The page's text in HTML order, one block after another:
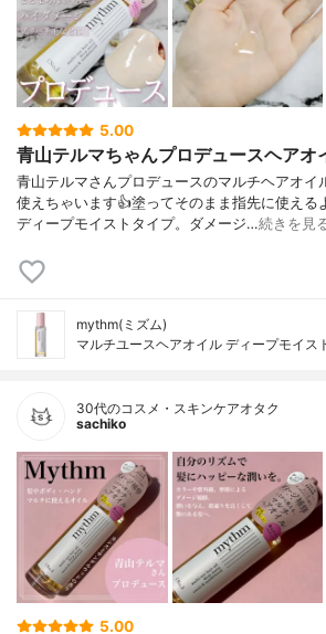
5.00
青山テルマちゃんプロデュースヘアオ
青山テルマさんプロデュースのマルチヘアオイ
使えちゃいます👍塗ってそのまま指先に使え
ディープモイストタイプ。ダメージ…続きを見
mythm(ミズム)
マルチユースヘアオイル ディープモイス
30代のコスメ・スキンケアオタク
sachiko
5.00